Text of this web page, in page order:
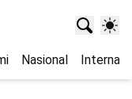
Nasional